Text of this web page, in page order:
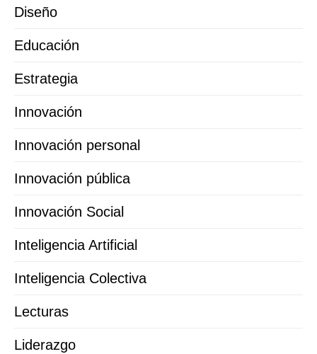
Diseño
Educación
Estrategia
Innovación
Innovación personal
Innovación pública
Innovación Social
Inteligencia Artificial
Inteligencia Colectiva
Lecturas
Liderazgo